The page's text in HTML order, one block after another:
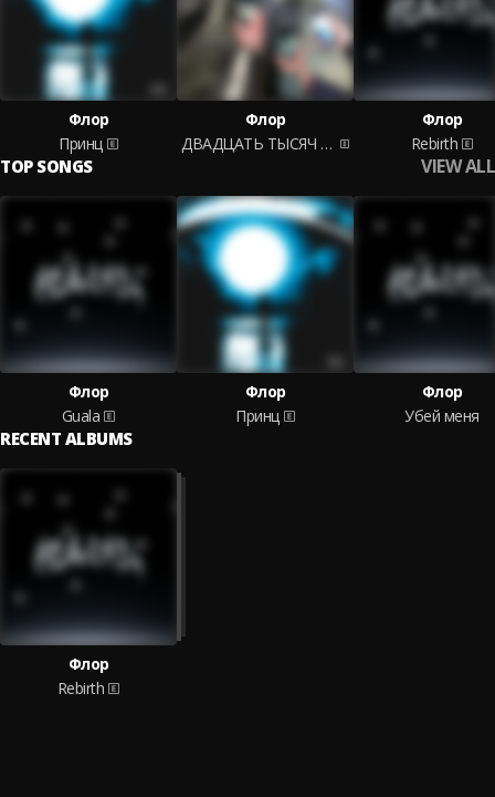
Флор
Принц
Флор
ДВАДЦАТЬ ТЫСЯЧ РУБЛЕЙ
Флор
Rebirth
TOP SONGS VIEW ALL
Флор
Guala
Флор
Принц
Флор
Убей меня
RECENT ALBUMS
Флор
Rebirth